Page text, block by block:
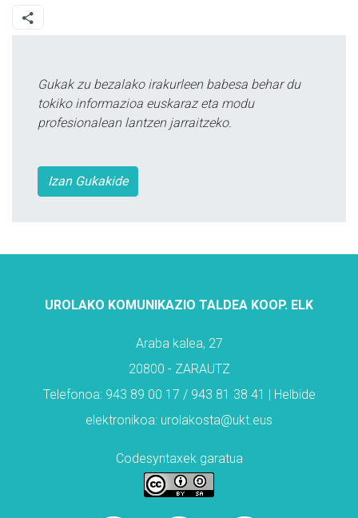
Gukak zu bezalako irakurleen babesa behar du
tokiko informazioa euskaraz eta modu
profesionalean lantzen jarraitzeko.
Izan Gukakide
UROLAKO KOMUNIKAZIO TALDEA KOOP. ELK
Araba kalea, 27
20800 - ZARAUTZ
Telefonoa: 943 89 00 17 / 943 81 38 41 | Helbide
elektronikoa: urolakosta@ukt.eus
Codesyntaxek garatua